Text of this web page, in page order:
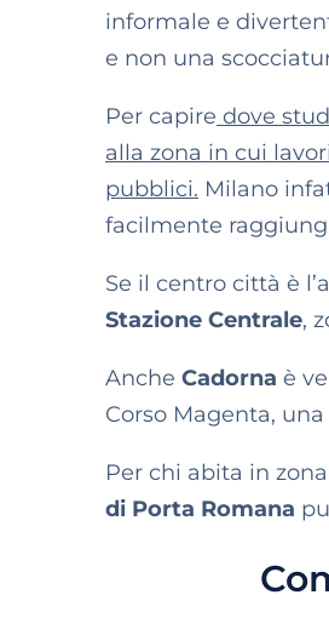
informale e
e non una
Per capire dove
alla zona in cui
pubblici. Milano
facilmente
Se il centro città è
Stazione Centrale,
Anche Cadorna è
Corso Magenta,
Per chi abita in
di Porta Romana